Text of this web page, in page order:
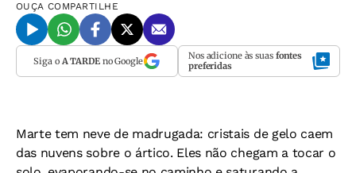
OUÇA COMPARTILHE
Siga o A TARDEno Google Nos adicione às suas fontes
preferidas
Marte tem neve de madrugada: cristais de gelo caem
das nuvens sobre o ártico. Eles não chegam a tocar o